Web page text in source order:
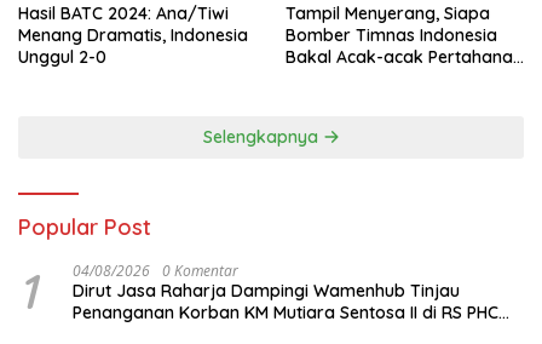
Hasil BATC 2024: Ana/Tiwi
Menang Dramatis, Indonesia
Unggul 2-0
Tampil Menyerang, Siapa
Bomber Timnas Indonesia
Bakal Acak-acak Pertahanan
Selengkapnya
Popular Post
1 04/08/2026 0 Komentar
Dirut Jasa Raharja Dampingi Wamenhub Tinjau
Penanganan Korban KM Mutiara Sentosa II di RS PHC